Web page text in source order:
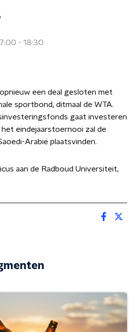
- 18:30
een deal gesloten met
sportbond, ditmaal de WTA.
gaat investeren
eindejaarstoernooi zal de
Arabië plaatsvinden.
aan de Radboud Universiteit,